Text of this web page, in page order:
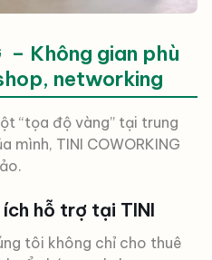
– Không gian phù
networking
“tọa độ vàng” tại trung
mình, TINI COWORKING
hỗ trợ tại TINI
tôi không chỉ cho thuê